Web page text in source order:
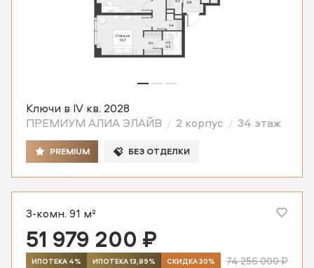
Ключи в IV кв. 2028
ПРЕМИУМ АЛИА ЭЛАЙВ
2 корпус 34 этаж
PREMIUM БЕЗ ОТДЕЛКИ
3-комн. 91 м²
51 979 200 ₽
ИПОТЕКА 4% ИПОТЕКА 13,89% СКИДКА 30% 74 256 000 ₽